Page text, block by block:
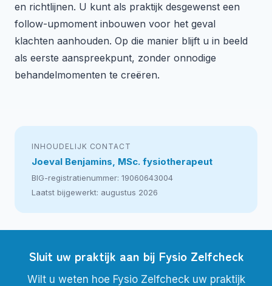
en richtlijnen. U kunt als praktijk desgewenst een
follow-upmoment inbouwen voor het geval
klachten aanhouden. Op die manier blijft u in beeld
als eerste aanspreekpunt, zonder onnodige
behandelmomenten te creëren.
INHOUDELIJK CONTACT
Joeval Benjamins, MSc. fysiotherapeut
BIG-registratienummer: 19060643004
Laatst bijgewerkt: augustus 2026
Sluit uw praktijk aan bij Fysio Zelfcheck
Wilt u weten hoe Fysio Zelfcheck uw praktijk